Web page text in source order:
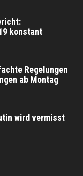
konstant
Regelungen
ab Montag
wird vermisst